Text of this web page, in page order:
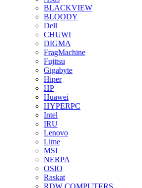
BLACKVIEW
BLOODY
Dell
CHUWI
DIGMA
FragMachine
Fujitsu
Gigabyte
Hiper
HP
Huawei
HYPERPC
Intel
IRU
Lenovo
Lime
MSI
NERPA
OSIO
Raskat